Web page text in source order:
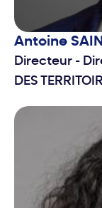
Antoine
Directeur -
DES